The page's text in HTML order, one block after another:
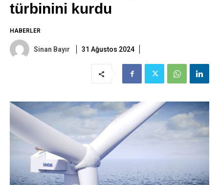
türbinini kurdu
HABERLER
Sinan Bayır 31 Ağustos 2024